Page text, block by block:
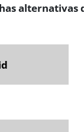
alternativas